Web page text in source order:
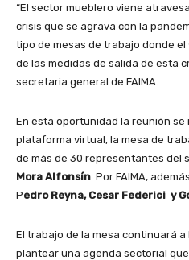
“El sector mueblero viene
crisis que se agrava con la
tipo de mesas de trabajo donde
de las medidas de salida de esta
secretaria general de FAIMA.
En esta oportunidad la reunión se
plataforma virtual, la mesa de
de más de 30 representantes del
Mora Alfonsín . Por FAIMA,
Pedro Reyna, Cesar Federici y
El trabajo de la mesa continuará
plantear una agenda sectorial